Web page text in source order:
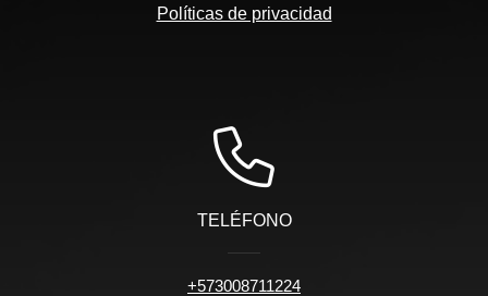
Políticas de privacidad
TELÉFONO
+573008711224